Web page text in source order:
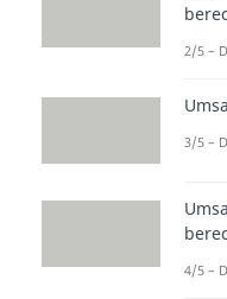
2/5 –
3/5 –
4/5 –